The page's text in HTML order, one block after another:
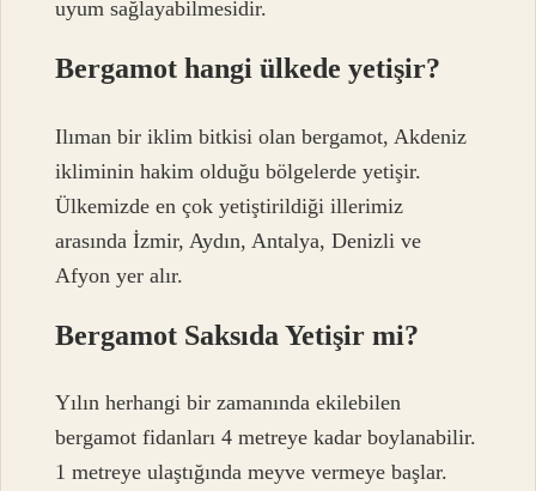
uyum sağlayabilmesidir.
Bergamot hangi ülkede yetişir?
Ilıman bir iklim bitkisi olan bergamot, Akdeniz
ikliminin hakim olduğu bölgelerde yetişir.
Ülkemizde en çok yetiştirildiği illerimiz
arasında İzmir, Aydın, Antalya, Denizli ve
Afyon yer alır.
Bergamot Saksıda Yetişir mi?
Yılın herhangi bir zamanında ekilebilen
bergamot fidanları 4 metreye kadar boylanabilir.
1 metreye ulaştığında meyve vermeye başlar.